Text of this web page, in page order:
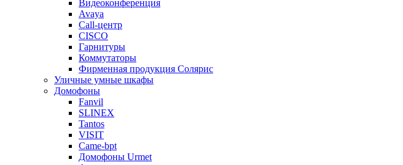
Видеоконференция
Avaya
Call-центр
CISCO
Гарнитуры
Коммутаторы
Фирменная продукция Солярис
Уличные умные шкафы
Домофоны
Fanvil
SLINEX
Tantos
VISIT
Came-bpt
Домофоны Urmet